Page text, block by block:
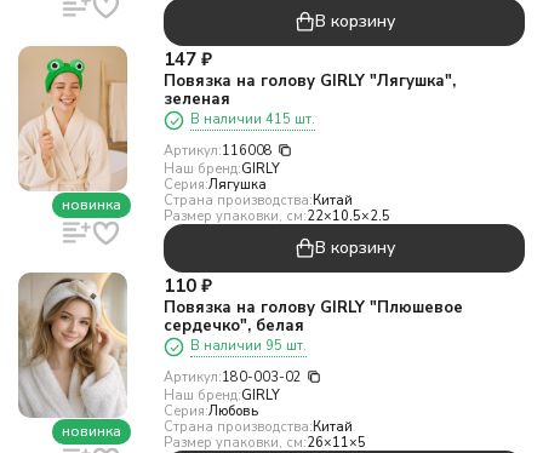
В корзину
новинка
147 ₽
Повязка на голову GIRLY "Лягушка",
зеленая
В наличии 415 шт.
Артикул:116008
Наш бренд:GIRLY
Серия:Лягушка
Страна производства:Китай
Размер упаковки, см:22×10.5×2.5
В корзину
новинка
110 ₽
Повязка на голову GIRLY "Плюшевое
сердечко", белая
В наличии 95 шт.
Артикул:180-003-02
Наш бренд:GIRLY
Серия:Любовь
Страна производства:Китай
Размер упаковки, см:26×11×5